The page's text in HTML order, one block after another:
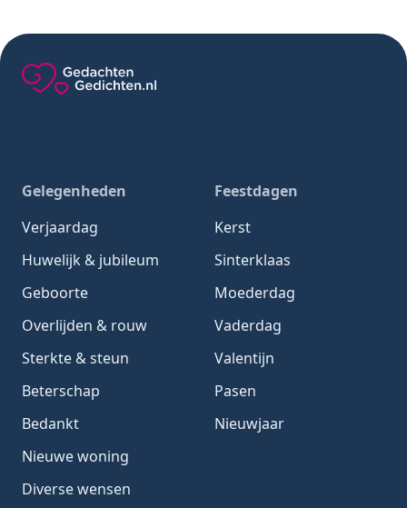
Gelegenheden
Verjaardag
Huwelijk & jubileum
Geboorte
Overlijden & rouw
Sterkte & steun
Beterschap
Bedankt
Nieuwe woning
Diverse wensen
Feestdagen
Kerst
Sinterklaas
Moederdag
Vaderdag
Valentijn
Pasen
Nieuwjaar